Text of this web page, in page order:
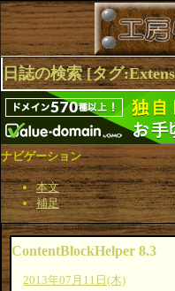
ナビゲーション
本文
補足
ContentBlockHelper 8.3
2013年07月11日(木)